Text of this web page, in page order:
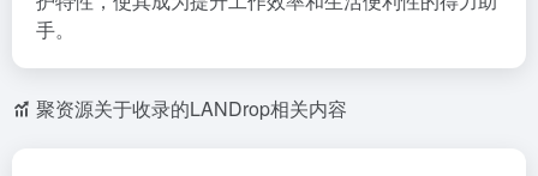
手。
聚资源关于收录的LANDrop相关内容